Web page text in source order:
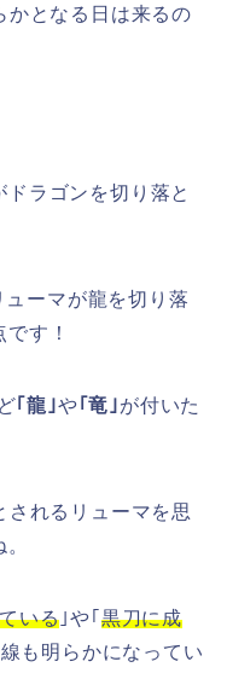
かとなる日は来るの
ラゴンを切り落と
ーマが龍を切り落
す！
｢龍｣や｢竜｣ が付いた
されるリューマを思
いる ｣や｢ 黒刀に成
も明らかになってい